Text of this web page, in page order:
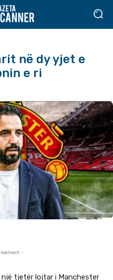
në dy yjet e
e ri
-
një tjetër lojtar i Manchester